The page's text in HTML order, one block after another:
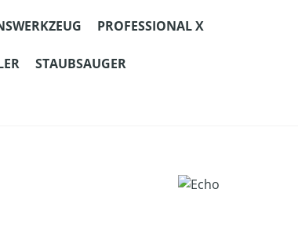
PROFESSIONAL X
STAUBSAUGER